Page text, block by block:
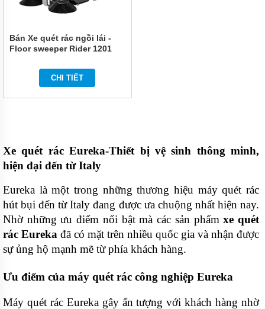
Bán Xe quét rác ngồi lái -
Floor sweeper Rider 1201
CHI TIẾT
Xe quét rác Eureka-Thiết bị vệ sinh thông minh,
hiện đại đến từ Italy
Eureka là một trong những thương hiệu máy quét rác
hút bụi đến từ Italy đang được ưa chuộng nhất hiện nay.
Nhờ những ưu điểm nổi bật mà các sản phẩm xe quét
rác Eureka đã có mặt trên nhiều quốc gia và nhận được
sự ủng hộ mạnh mẽ từ phía khách hàng.
Ưu điểm của máy quét rác công nghiệp Eureka
Máy quét rác Eureka gây ấn tượng với khách hàng nhờ